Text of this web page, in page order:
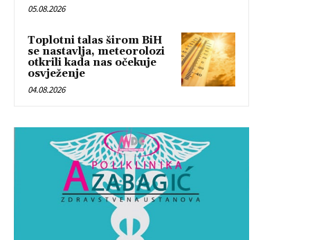
05.08.2026
Toplotni talas širom BiH
se nastavlja, meteorolozi
otkrili kada nas očekuje
osvježenje
04.08.2026